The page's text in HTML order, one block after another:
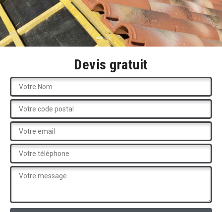
Devis gratuit